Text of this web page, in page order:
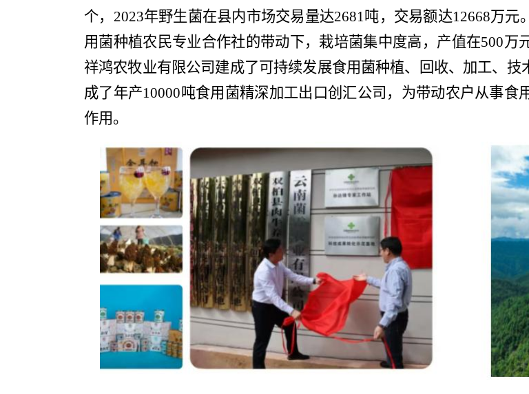
个， 2023年野生菌在县内市场交易量达2681吨，交易额达12668万元
用菌种植农民专业合作社的带动下，栽培菌集中度高，产值在500万
祥鸿农牧业有限公司建成了可持续发展食用菌种植、回收、加工、技
成了年产10000吨食用菌精深加工出口创汇公司，为带动农户从事
作用。